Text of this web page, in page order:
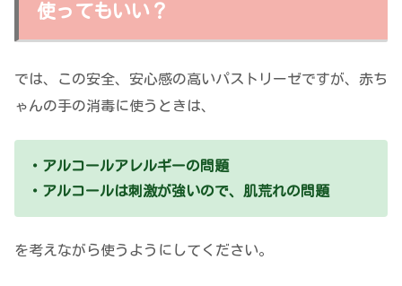
使ってもいい？
では、この安全、安心感の高いパストリーゼですが、赤ち
ゃんの手の消毒に使うときは、
・アルコールアレルギーの問題
・アルコールは刺激が強いので、肌荒れの問題
を考えながら使うようにしてください。